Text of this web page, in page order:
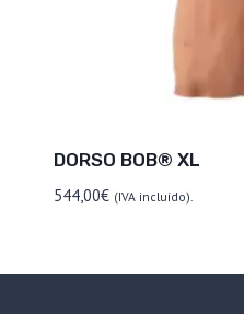
DORSO BOB® XL
544,00€ (IVA incluído).